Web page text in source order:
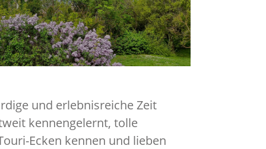
und erlebnisreiche Zeit
kennengelernt, tolle
Ecken kennen und lieben